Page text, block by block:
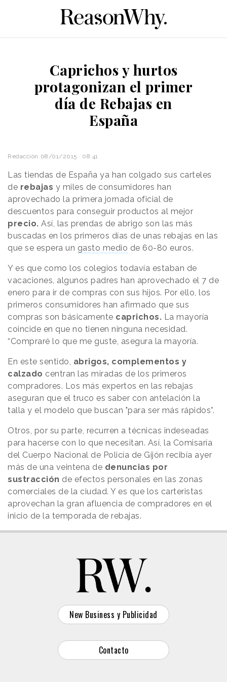
Caprichos y hurtos
protagonizan el primer
día de Rebajas en
España
Redacción 08/01/2015 · 08:41
Las tiendas de España ya han colgado sus carteles
de rebajas y miles de consumidores han
aprovechado la primera jornada oficial de
descuentos para conseguir productos al mejor
precio. Así, las prendas de abrigo son las más
buscadas en los primeros días de unas rebajas en las
que se espera un gasto medio de 60-80 euros.
Y es que como los colegios todavía estaban de
vacaciones, algunos padres han aprovechado el 7 de
enero para ir de compras con sus hijos. Por ello, los
primeros consumidores han afirmado que sus
compras son básicamente caprichos. La mayoría
coincide en que no tienen ninguna necesidad.
“Compraré lo que me guste, asegura la mayoría.
En este sentido, abrigos, complementos y
calzado centran las miradas de los primeros
compradores. Los más expertos en las rebajas
aseguran que el truco es saber con antelación la
talla y el modelo que buscan "para ser más rápidos”.
Otros, por su parte, recurren a técnicas indeseadas
para hacerse con lo que necesitan. Así, la Comisaría
del Cuerpo Nacional de Policía de Gijón recibía ayer
más de una veintena de denuncias por
sustracción de efectos personales en las zonas
comerciales de la ciudad. Y es que los carteristas
aprovechan la gran afluencia de compradores en el
inicio de la temporada de rebajas.
New Business y Publicidad
Contacto